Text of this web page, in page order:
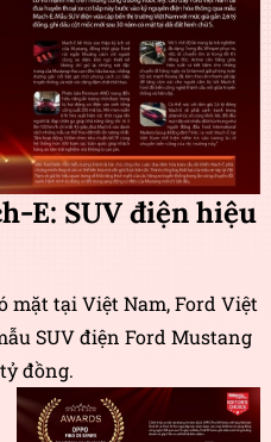
E: SUV điện hiệu
mặt tại Việt Nam, Ford Việt
SUV điện Ford Mustang
đồng.